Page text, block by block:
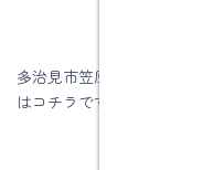
多治見市笠原町Ｋ様邸性能向
はコチラです